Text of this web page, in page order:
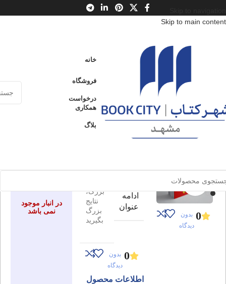
Skip to main content
خانه
فروشگاه
درخواست
همکاری
بلاگ
محصولات / کتاب بزرگسال
از باورهای بزرگ، نتایج بزرگ بگیرید
برای بزرگنمایی کلیک کنید
0 بدون
دیدگاه
جادوی فکر
ادامه
عنوان
از
بزرگ،
نتایج
بزرگ
بگیرید
0 بدون
دیدگاه
اطلاعات محصول
کارت‌های عضو
در انبار موجود
نمی باشد